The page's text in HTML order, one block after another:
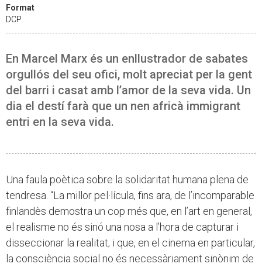
Format
DCP
En Marcel Marx és un enllustrador de sabates
orgullós del seu ofici, molt apreciat per la gent
del barri i casat amb l’amor de la seva vida. Un
dia el destí farà que un nen africà immigrant
entri en la seva vida.
Una faula poètica sobre la solidaritat humana plena de
tendresa. “La millor pel·lícula, fins ara, de l’incomparable
finlandès demostra un cop més que, en l’art en general,
el realisme no és sinó una nosa a l’hora de capturar i
disseccionar la realitat; i que, en el cinema en particular,
la consciència social no és necessàriament sinònim de